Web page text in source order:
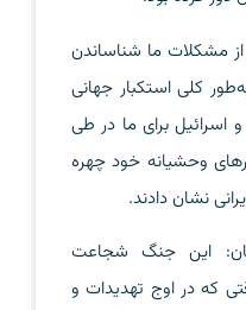
از مشکلات ما شناساندن
کلی استکبار جهانی
اسرائیل برای ما در طی
وحشیانه خود چهره
نشان دادند.
این جنگ شجاعت
که در اوج تهدیدات و